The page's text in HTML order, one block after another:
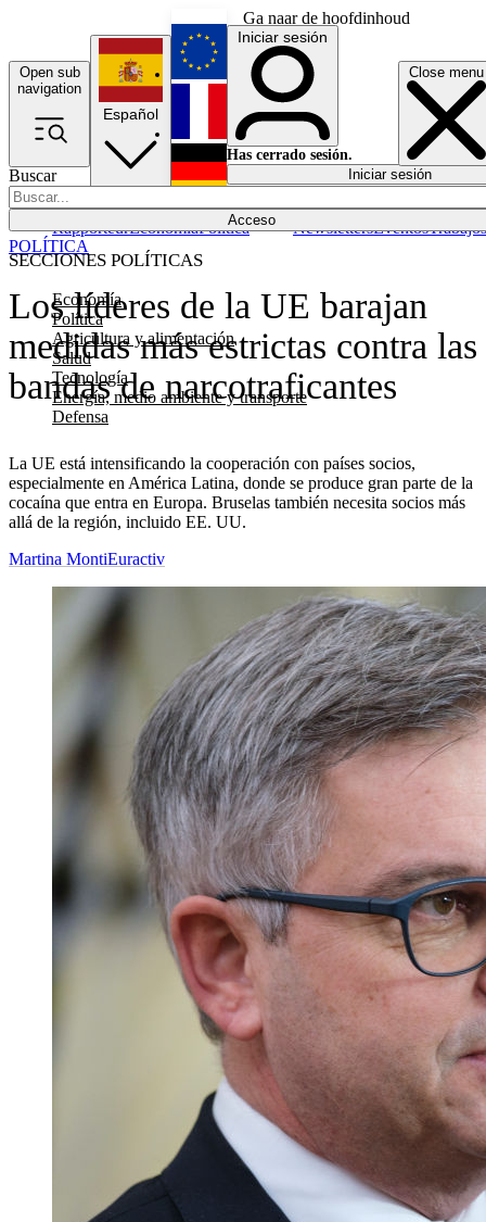
Ga naar de hoofdinhoud
Open sub
navigation
Close menu
Buscar
Acceso
SECCIONES POLÍTICAS
Economía
Política
Agricultura y alimentación
Salud
Tecnología
Energía, medio ambiente y transporte
Defensa
RapporteurEconomíaPolítica NewslettersEventosTrabajos
Español
English
Français
Iniciar sesión
Has cerrado sesión.
Iniciar sesión
Los líderes de la UE barajan
medidas más estrictas contra las
bandas de narcotraficantes
La UE está intensificando la cooperación con países socios,
especialmente en América Latina, donde se produce gran parte de la
cocaína que entra en Europa. Bruselas también necesita socios más
allá de la región, incluido EE. UU.
POLÍTICA
Martina MontiEuractiv